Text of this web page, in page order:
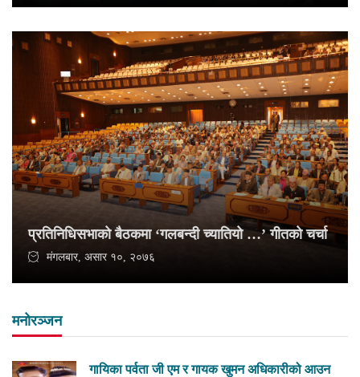
प्रतिनिधिसभाको बैठकमा ‘गलबन्दी च्यातियो …’ गीतको चर्चा
मंगलबार, असार १०, २०७६
मनोरञ्जन
गायिका पर्वता जी एम र गायक खुमन अधिकारीको आउन